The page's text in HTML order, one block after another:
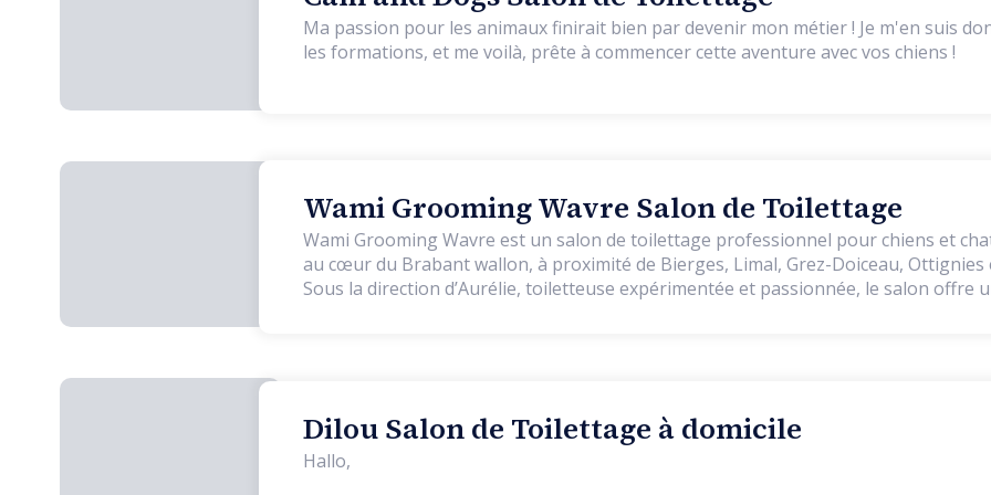
Ma passion pour les animaux finirait bien par devenir mon métier ! Je m'en suis
les formations, et me voilà, prête à commencer cette aventure avec vos chiens !
Wami Grooming Wavre Salon de Toilettage
Wami Grooming Wavre est un salon de toilettage professionnel pour chiens et
au cœur du Brabant wallon, à proximité de Bierges, Limal, Grez-Doiceau, Ottignies
Sous la direction d’Aurélie, toiletteuse expérimentée et passionnée, le salon offre
coupe ciseaux, tonte, trimming ou simple retouche. Tous les soins incluent
ongles, le nettoyage des oreilles, le nettoyage des yeux et le soin des dents. Notre
Dilou Salon de Toilettage à domicile
Hallo,